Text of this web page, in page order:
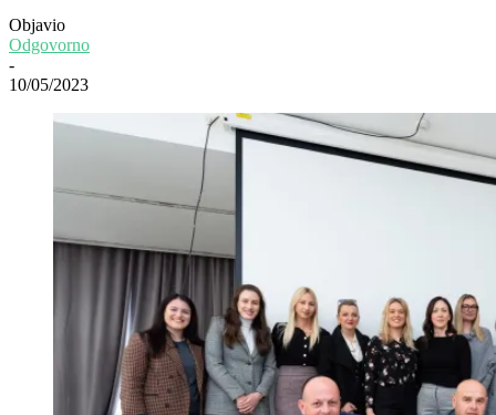
Objavio
Odgovorno
-
10/05/2023